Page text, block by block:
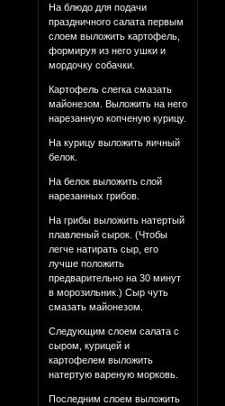
На блюдо для подачи
праздничного салата первым
слоем выложить картофель,
формируя из него ушки и
мордочку собачки.
Картофель слегка смазать
майонезом. Выложить на него
нарезанную копченую курицу.
На курицу выложить яичный
белок.
На белок выложить слой
нарезанных грибов.
На грибы выложить натертый
плавленый сырок. (Чтобы
легче натирать сыр, его
лучше положить
предварительно на 30 минут
в морозильник.) Сыр чуть
смазать майонезом.
Следующим слоем салата с
сыром, курицей и
картофелем выложить
натертую вареную морковь.
Последним слоем выложить